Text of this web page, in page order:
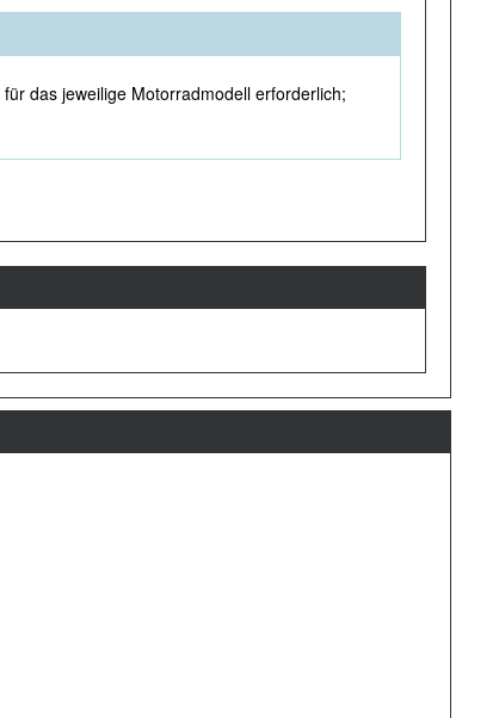
das jeweilige Motorradmodell erforderlich;